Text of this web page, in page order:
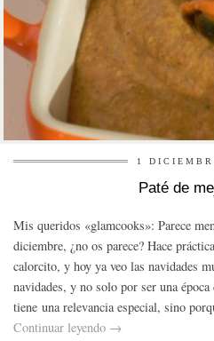
1
Paté de
Mis queridos «glamcooks»: Parece
diciembre, ¿no os parece? Hace
calorcito, y hoy ya veo las navidades
navidades, y no solo por ser una
tiene una relevancia especial, sino
Continuar leyendo →